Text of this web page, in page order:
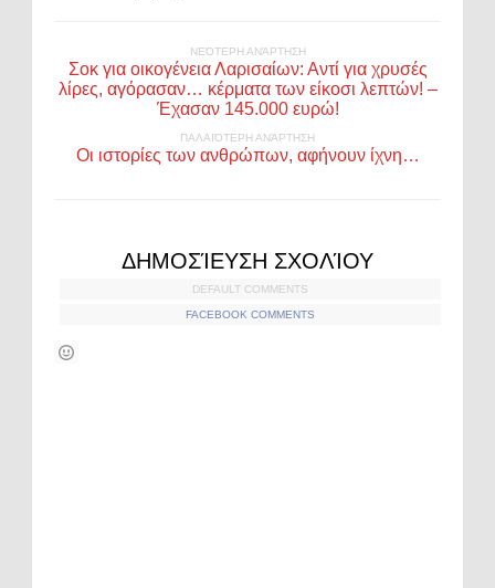
ΝΕΌΤΕΡΗ ΑΝΆΡΤΗΣΗ
Σοκ για οικογένεια Λαρισαίων: Αντί για χρυσές
λίρες, αγόρασαν… κέρματα των είκοσι λεπτών! –
Έχασαν 145.000 ευρώ!
ΠΑΛΑΙΌΤΕΡΗ ΑΝΆΡΤΗΣΗ
Οι ιστορίες των ανθρώπων, αφήνουν ίχνη…
ΔΗΜΟΣΊΕΥΣΗ ΣΧΟΛΊΟΥ
DEFAULT COMMENTS
FACEBOOK COMMENTS